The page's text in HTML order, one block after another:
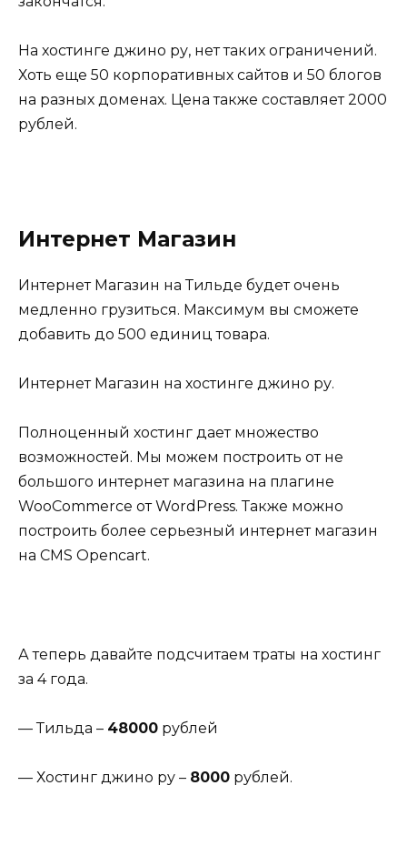
На хостинге джино ру, нет таких ограничений.
Хоть еще 50 корпоративных сайтов и 50 блогов
на разных доменах. Цена также составляет 2000
рублей.
Интернет Магазин
Интернет Магазин на Тильде будет очень
медленно грузиться. Максимум вы сможете
добавить до 500 единиц товара.
Интернет Магазин на хостинге джино ру.
Полноценный хостинг дает множество
возможностей. Мы можем построить от не
большого интернет магазина на плагине
WooCommerce от WordPress. Также можно
построить более серьезный интернет магазин
на CMS Opencart.
А теперь давайте подсчитаем траты на хостинг
за 4 года.
— Тильда – 48000 рублей
— Хостинг джино ру – 8000 рублей.